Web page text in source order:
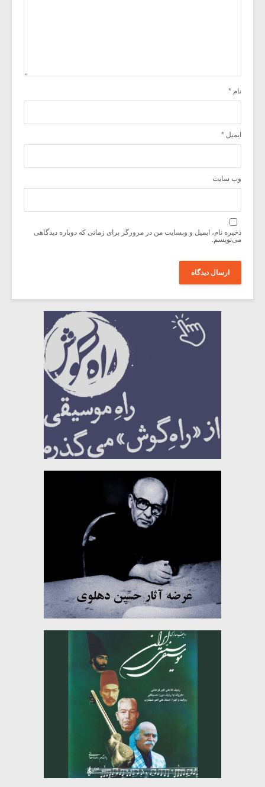
نام *
ایمیل *
وب‌ سایت
ذخیره نام، ایمیل و وبسایت من در مرورگر برای زمانی که دوباره دیدگاهی
می‌نویسم.